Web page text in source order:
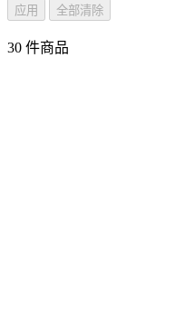
应用 全部清除
30 件商品